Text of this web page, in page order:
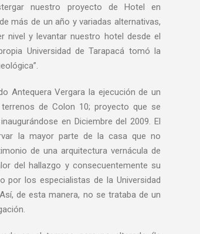
nuestro proyecto de Hotel en
más de un año y variadas alternativas,
nivel y levantar nuestro hotel desde el
Universidad de Tarapacá tomó la
Antequera Vergara la ejecución de un
de Colon 10; proyecto que se
en Diciembre del 2009. El
la mayor parte de la casa que no
de una arquitectura vernácula de
del hallazgo y consecuentemente su
por los especialistas de la Universidad
de esta manera, no se trataba de un